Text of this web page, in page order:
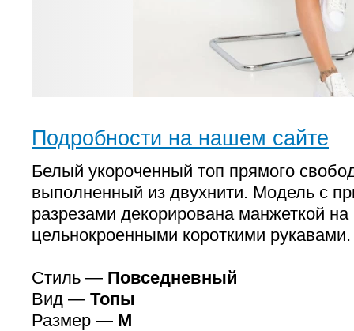
Подробности на нашем сайте
Белый укороченный топ прямого
выполненный из двухнити. Модель с
разрезами декорирована манжеткой на
цельнокроенными короткими рукавами.
Стиль — Повседневный
Вид — Топы
Размер — M